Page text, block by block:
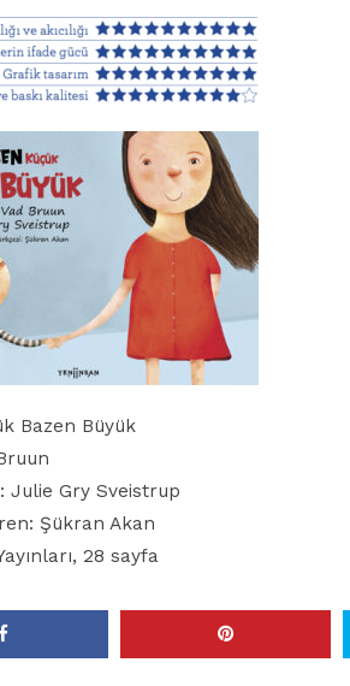
Bazen Büyük
Julie Gry Sveistrup
Şükran Akan
28 sayfa